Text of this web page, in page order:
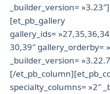
_builder_version=
[et_pb_gallery
gallery_ids=
30,39″ gallery_orderby=
_builder_version=
[/
specialty_columns= »2″